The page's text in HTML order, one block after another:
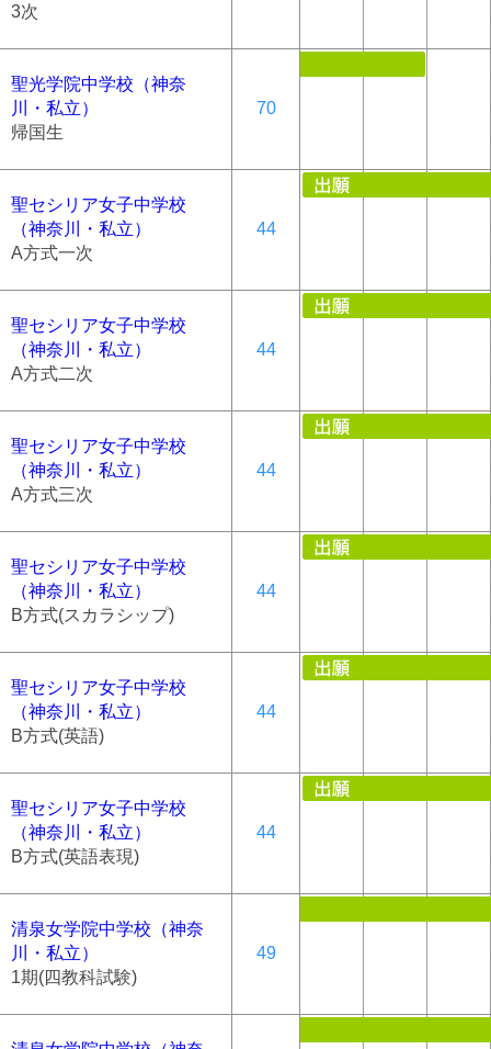
3次
聖光学院中学校（神奈
川・私立）
帰国生
70
聖セシリア女子中学校
（神奈川・私立）
A方式一次
44
聖セシリア女子中学校
（神奈川・私立）
A方式二次
44
聖セシリア女子中学校
（神奈川・私立）
A方式三次
44
聖セシリア女子中学校
（神奈川・私立）
B方式(スカラシップ)
44
聖セシリア女子中学校
（神奈川・私立）
B方式(英語)
44
聖セシリア女子中学校
（神奈川・私立）
B方式(英語表現)
44
清泉女学院中学校（神奈
川・私立）
1期(四教科試験)
49